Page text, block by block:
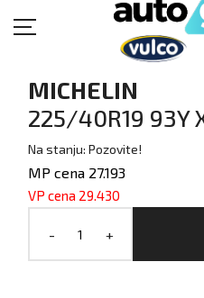
MICHELIN
225/40R19 93Y
Na stanju: Pozovite!
MP cena 27.193
VP cena 29.430
- +